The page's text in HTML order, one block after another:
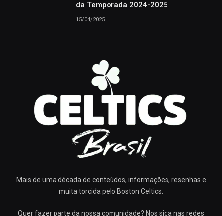
da Temporada 2024-2025
15/04/2025
Mais de uma década de conteúdos, informações, resenhas e
muita torcida pelo Boston Celtics.
Quer fazer parte da nossa comunidade? Nos siga nas redes